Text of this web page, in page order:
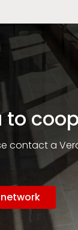
to
contact a